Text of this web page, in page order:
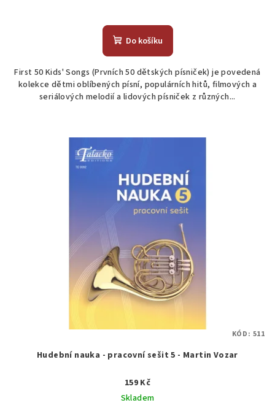
hodnocení
produktu
z
5
hvězdiček.
Do košíku
First 50 Kids' Songs (Prvních 50 dětských písniček) je povedená
kolekce dětmi oblíbených písní, populárních hitů, filmových a
seriálových melodií a lidových písniček z různých...
Hudební nauka - pracovní sešit 5 - Martin Vozar
159 Kč
Skladem
KÓD: 511